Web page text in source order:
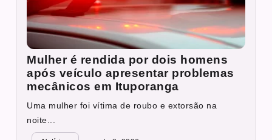
Mulher é rendida por dois homens
após veículo apresentar problemas
mecânicos em Ituporanga
Uma mulher foi vítima de roubo e extorsão na
noite...